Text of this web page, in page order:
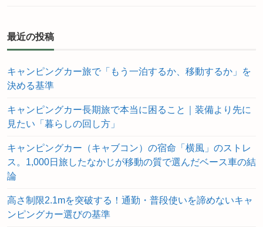
最近の投稿
キャンピングカー旅で「もう一泊するか、移動するか」を
決める基準
キャンピングカー長期旅で本当に困ること｜装備より先に
見たい「暮らしの回し方」
キャンピングカー（キャブコン）の宿命「横風」のストレ
ス。1,000日旅したなかじが移動の質で選んだベース車の結
論
高さ制限2.1mを突破する！通勤・普段使いを諦めないキャ
ンピングカー選びの基準